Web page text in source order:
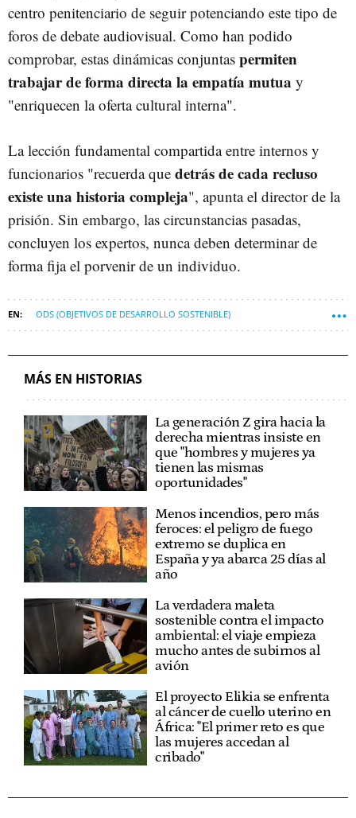
centro penitenciario de seguir potenciando este tipo de
foros de debate audiovisual. Como han podido
comprobar, estas dinámicas conjuntas permiten
trabajar de forma directa la empatía mutua y
"enriquecen la oferta cultural interna".
La lección fundamental compartida entre internos y
funcionarios "recuerda que detrás de cada recluso
existe una historia compleja", apunta el director de la
prisión. Sin embargo, las circunstancias pasadas,
concluyen los expertos, nunca deben determinar de
forma fija el porvenir de un individuo.
ODS (OBJETIVOS DE DESARROLLO SOSTENIBLE)
OBJETIVO 10: REDUCCIÓN DE LAS DESIGUALDADES
MÁS EN HISTORIAS
La generación Z gira hacia la
derecha mientras insiste en
que "hombres y mujeres ya
tienen las mismas
oportunidades"
Menos incendios, pero más
feroces: el peligro de fuego
extremo se duplica en
España y ya abarca 25 días al
año
La verdadera maleta
sostenible contra el impacto
ambiental: el viaje empieza
mucho antes de subirnos al
avión
El proyecto Elikia se enfrenta
al cáncer de cuello uterino en
África: "El primer reto es que
las mujeres accedan al
cribado"